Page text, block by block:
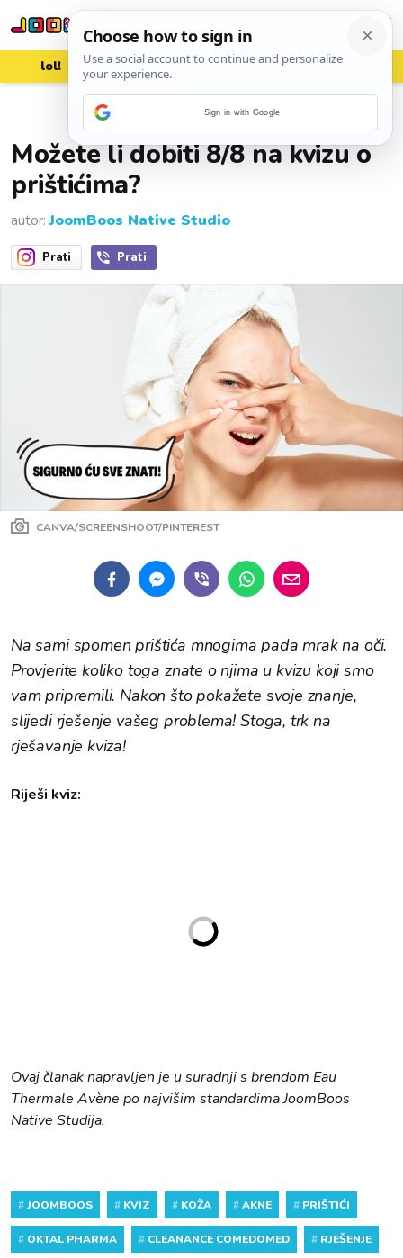
lol! aww vrh! woot?!
Možete li dobiti 8/8 na kvizu o
prištićima?
autor:JoomBoos Native Studio
Prati Prati
CANVA/SCREENSHOOT/PINTEREST
Na sami spomen prištića mnogima pada mrak na oči.
Provjerite koliko toga znate o njima u kvizu koji smo
vam pripremili. Nakon što pokažete svoje znanje,
slijedi rješenje vašeg problema! Stoga, trk na
rješavanje kviza!
Riješi kviz:
Ovaj članak napravljen je u suradnji s brendom Eau
Thermale Avène po najvišim standardima JoomBoos
Native Studija.
#JOOMBOOS # KVIZ # KOŽA #AKNE # PRIŠTIĆI
# OKTAL PHARMA # CLEANANCE COMEDOMED # RJEŠENJE
Sign in with Google